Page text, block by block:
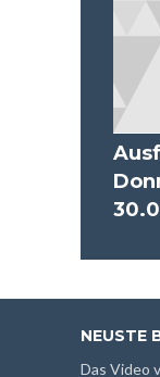
NEUSTE
Das Video